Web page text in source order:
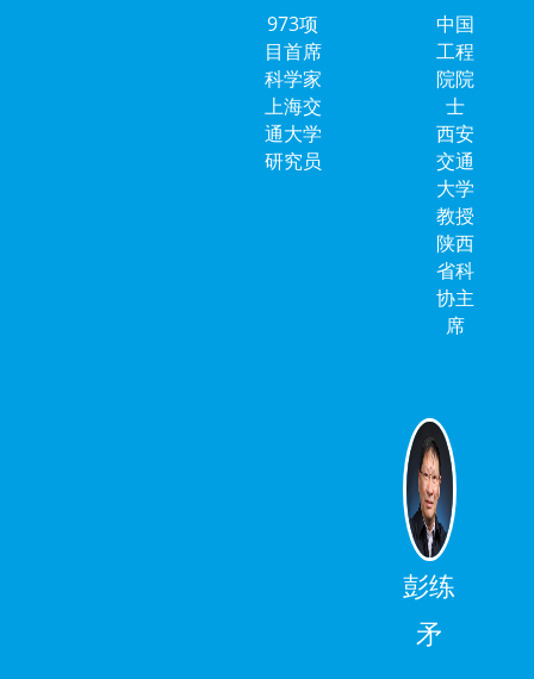
973项
目首席
科学家
上海交
通大学
研究员
中国
工程
院院
士
西安
交通
大学
教授
陕西
省科
协主
席
彭练
矛